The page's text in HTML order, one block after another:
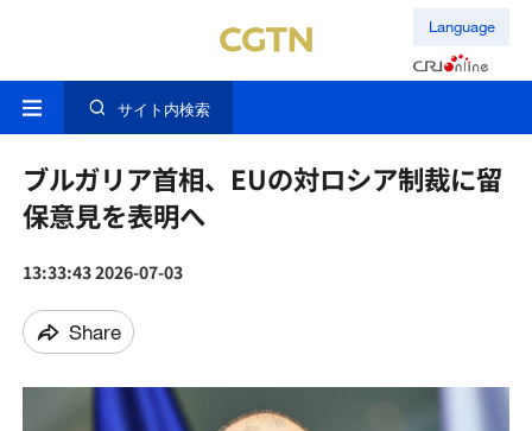
Language
サイト内検索
ブルガリア首相、EUの対ロシア制裁に留
保意見を表明へ
13:33:43 2026-07-03
Share